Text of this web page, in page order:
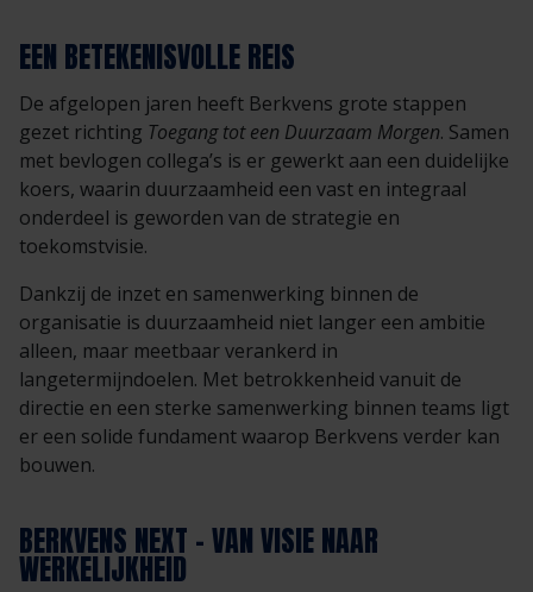
EEN BETEKENISVOLLE REIS
De afgelopen jaren heeft Berkvens grote stappen
gezet richting Toegang tot een Duurzaam Morgen. Samen
met bevlogen collega’s is er gewerkt aan een duidelijke
koers, waarin duurzaamheid een vast en integraal
onderdeel is geworden van de strategie en
toekomstvisie.
Dankzij de inzet en samenwerking binnen de
organisatie is duurzaamheid niet langer een ambitie
alleen, maar meetbaar verankerd in
langetermijndoelen. Met betrokkenheid vanuit de
directie en een sterke samenwerking binnen teams ligt
er een solide fundament waarop Berkvens verder kan
bouwen.
BERKVENS NEXT – VAN VISIE NAAR
WERKELIJKHEID